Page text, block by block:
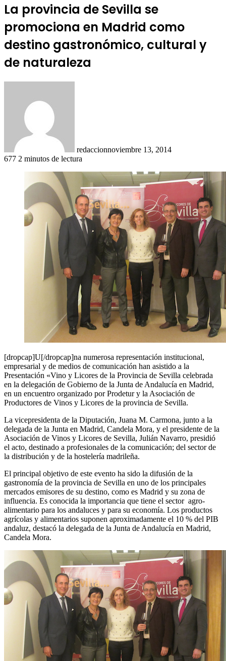
La provincia de Sevilla se
promociona en Madrid como
destino gastronómico, cultural y
de naturaleza
redaccionnoviembre 13, 2014
677 2 minutos de lectura
[dropcap]U[/dropcap]na numerosa representación institucional,
empresarial y de medios de comunicación han asistido a la
Presentación «Vino y Licores de la Provincia de Sevilla celebrada
en la delegación de Gobierno de la Junta de Andalucía en Madrid,
en un encuentro organizado por Prodetur y la Asociación de
Productores de Vinos y Licores de la provincia de Sevilla.
La vicepresidenta de la Diputación, Juana M. Carmona, junto a la
delegada de la Junta en Madrid, Candela Mora, y el presidente de la
Asociación de Vinos y Licores de Sevilla, Julián Navarro, presidió
el acto, destinado a profesionales de la comunicación; del sector de
la distribución y de la hostelería madrileña.
El principal objetivo de este evento ha sido la difusión de la
gastronomía de la provincia de Sevilla en uno de los principales
mercados emisores de su destino, como es Madrid y su zona de
influencia. Es conocida la importancia que tiene el sector agro-
alimentario para los andaluces y para su economía. Los productos
agrícolas y alimentarios suponen aproximadamente el 10 % del PIB
andaluz, destacó la delegada de la Junta de Andalucía en Madrid,
Candela Mora.